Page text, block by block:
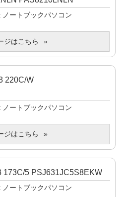
ノートブックパソコン
ジはこちら
220C/W
ノートブックパソコン
ジはこちら
173C/5 PSJ631JC5S8EKW
ノートブックパソコン